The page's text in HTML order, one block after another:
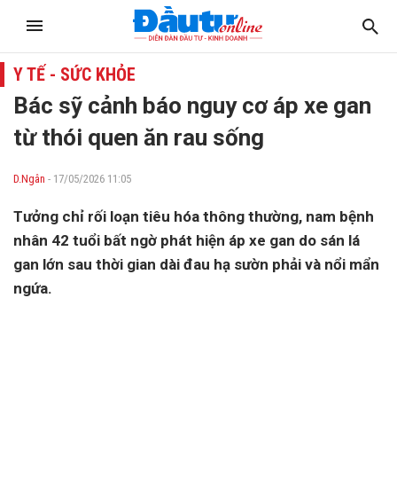
Y TẾ - SỨC KHỎE
Bác sỹ cảnh báo nguy cơ áp xe gan
từ thói quen ăn rau sống
D.Ngân - 17/05/2026 11:05
Tưởng chỉ rối loạn tiêu hóa thông thường, nam bệnh
nhân 42 tuổi bất ngờ phát hiện áp xe gan do sán lá
gan lớn sau thời gian dài đau hạ sườn phải và nổi mẩn
ngứa.